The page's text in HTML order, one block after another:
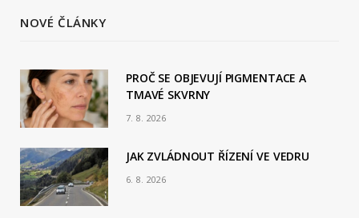
b
o
k
NOVÉ ČLÁNKY
PROČ SE OBJEVUJÍ PIGMENTACE A
TMAVÉ SKVRNY
7. 8. 2026
JAK ZVLÁDNOUT ŘÍZENÍ VE VEDRU
6. 8. 2026